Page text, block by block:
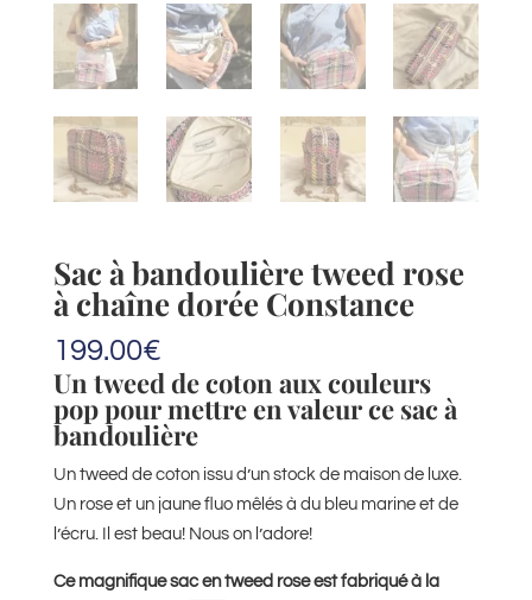
Sac à bandoulière tweed rose
à chaîne dorée Constance
199.00€
Un tweed de coton aux couleurs
pop pour mettre en valeur ce sac à
bandoulière
Un tweed de coton issu d’un stock de maison de luxe.
Un rose et un jaune fluo mêlés à du bleu marine et de
l’écru. Il est beau! Nous on l’adore!
Ce magnifique sac en tweed rose est fabriqué à la